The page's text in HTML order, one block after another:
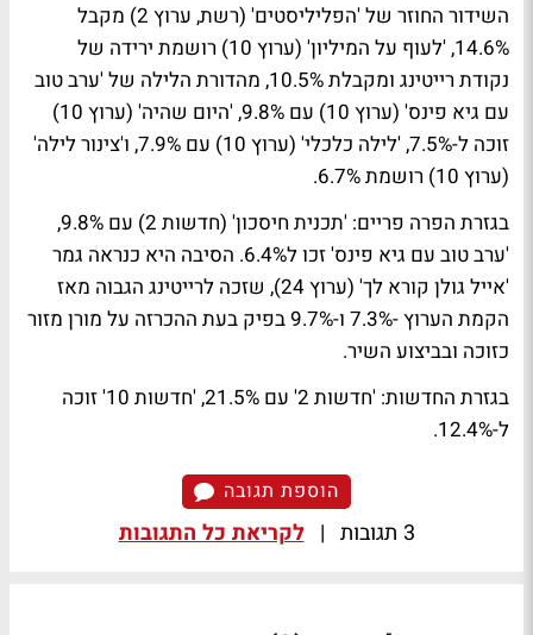
השידור החוזר של 'הפליליסטים' (רשת, ערוץ 2) מקבל
14.6%, 'לעוף על המיליון' (ערוץ 10) רושמת ירידה של
נקודת רייטינג ומקבלת 10.5%, מהדורת הלילה של 'ערב טוב
עם גיא פינס' (ערוץ 10) עם 9.8%, 'היום שהיה' (ערוץ 10)
זוכה ל-7.5%, 'לילה כלכלי' (ערוץ 10) עם 7.9%, ו'צינור לילה'
(ערוץ 10) רושמת 6.7%.
בגזרת הפרה פריים:
'תכנית חיסכון' (חדשות 2) עם 9.8%,
'ערב טוב עם גיא פינס' זכו ל6.4%. הסיבה היא כנראה גמר
'אייל גולן קורא לך' (ערוץ 24), שזכה לרייטינג הגבוה מאז
הקמת הערוץ -7.3% ו-9.7% בפיק בעת ההכרזה על מורן מזור
כזוכה ובביצוע השיר.
בגזרת החדשות:
'חדשות 2' עם 21.5%, 'חדשות 10' זוכה
ל-12.4%.
הוספת תגובה
3 תגובות | לקריאת כל התגובות